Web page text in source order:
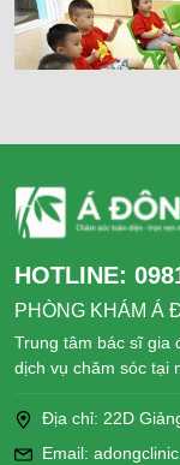
HOTLINE:
PHÒNG KHÁM Á
Trung tâm bác sĩ gia
dịch vụ chăm sóc tại
Địa chỉ: 22D
Email: